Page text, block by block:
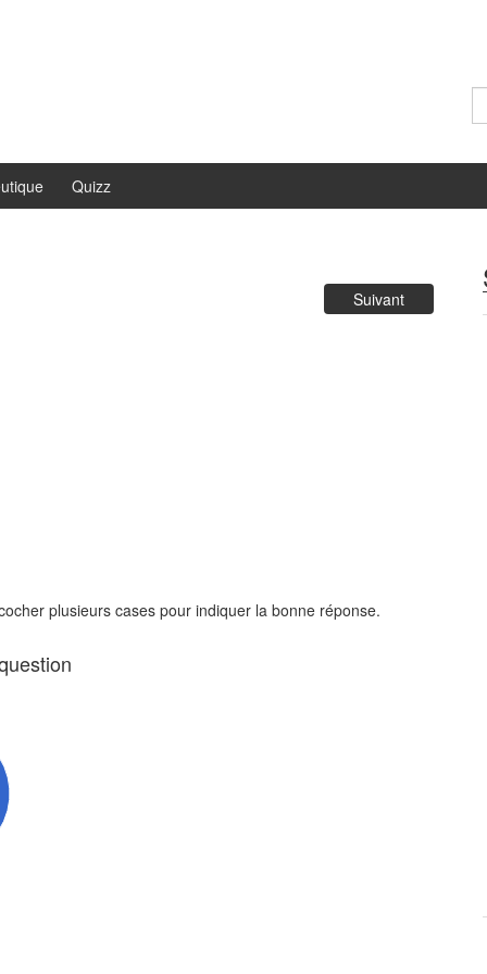
Quizz
Suivant
plusieurs cases pour indiquer la bonne réponse.